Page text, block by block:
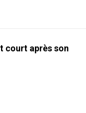
court après son